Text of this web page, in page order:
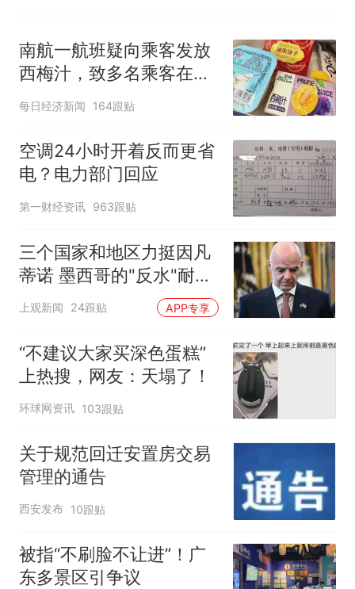
南航一航班疑向乘客发放
西梅汁，致多名乘客在飞
行途中排队上厕所！乘
厕所；客服回应：并非每
架飞机都会发放西梅汁
每日经济新闻 164跟贴
空调24小时开着反而更省
电？电力部门回应
第一财经资讯 963跟贴
三个国家和地区力挺因凡
蒂诺 墨西哥的"反水"耐人
寻味
上观新闻 24跟贴 APP专享
“不建议大家买深色蛋糕”
上热搜，网友：天塌了！
环球网资讯 103跟贴
关于规范回迁安置房交易
管理的通告
西安发布 10跟贴
被指“不刷脸不让进”！广
东多景区引争议